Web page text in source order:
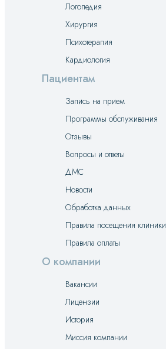
Логопедия
Хирургия
Психотерапия
Кардиология
Пациентам
Запись на прием
Программы обслуживания
Отзывы
Вопросы и ответы
ДМС
Новости
Обработка данных
Правила посещения клиники
Правила оплаты
О компании
Вакансии
Лицензии
История
Миссия компании